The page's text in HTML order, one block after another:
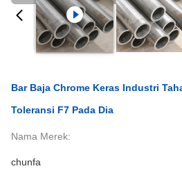
Bar Baja Chrome Keras Industri
Toleransi F7 Pada Dia
Nama Merek:
chunfa